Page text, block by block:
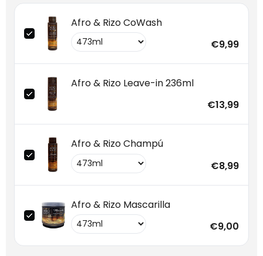
Afro & Rizo CoWash
€9,99
Afro & Rizo Leave-in 236ml
€13,99
Afro & Rizo Champú
€8,99
Afro & Rizo Mascarilla
€9,00